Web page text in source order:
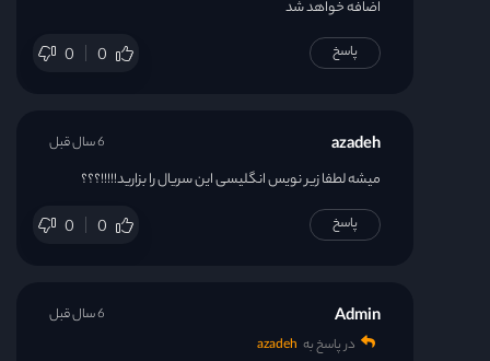
اضافه خواهد شد
0 0 پاسخ
azadeh
میشه لطفا زیر نویس انگلیسی این سریال را بزارید!!!!!؟؟؟
0 0
6 سال قبل
پاسخ
Admin
در پاسخ به azadeh
6 سال قبل